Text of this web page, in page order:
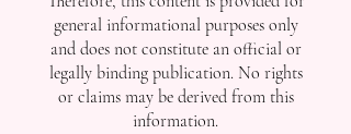
general informational purposes only
and does not constitute an official or
legally binding publication. No rights
or claims may be derived from this
information.